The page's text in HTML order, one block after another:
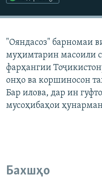
Русский
ПАЙГИРӢ КУНЕД
Ҳамаи сомонаҳои
"Ояндасоз" барномаи
муҳимтарин масоили
фарҳангии
онҳо ва коршиносон
Бар илова, дар ин
мусоҳибаҳои
Бахшҳо